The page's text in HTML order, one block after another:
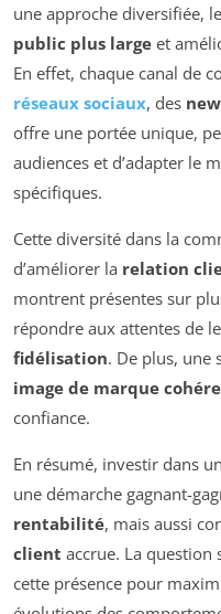
une approche diversifiée,
public plus large et
En effet, chaque canal de
réseaux sociaux, des
offre une portée unique,
audiences et d’adapter le
spécifiques.
Cette diversité dans la
d’améliorer la relation
montrent présentes sur
répondre aux attentes de
fidélisation. De plus, une
image de marque
confiance.
En résumé, investir dans
une démarche gagnant-
rentabilité, mais aussi
client accrue. La
cette présence pour